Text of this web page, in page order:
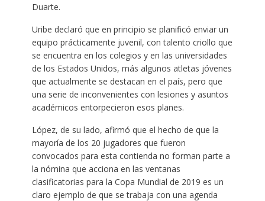
Duarte.
Uribe declaró que en principio se planificó enviar un
equipo prácticamente juvenil, con talento criollo que
se encuentra en los colegios y en las universidades
de los Estados Unidos, más algunos atletas jóvenes
que actualmente se destacan en el país, pero que
una serie de inconvenientes con lesiones y asuntos
académicos entorpecieron esos planes.
López, de su lado, afirmó que el hecho de que la
mayoría de los 20 jugadores que fueron
convocados para esta contienda no forman parte a
la nómina que acciona en las ventanas
clasificatorias para la Copa Mundial de 2019 es un
claro ejemplo de que se trabaja con una agenda